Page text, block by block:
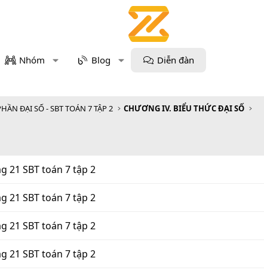
Nhóm Blog Diễn đàn
ĐẠI SỐ - SBT TOÁN 7 TẬP 2 CHƯƠNG IV. BIỂU THỨC ĐẠI SỐ
21 SBT toán 7 tập 2
21 SBT toán 7 tập 2
21 SBT toán 7 tập 2
21 SBT toán 7 tập 2